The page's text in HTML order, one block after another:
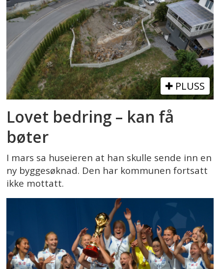
PLUSS
Lovet bedring – kan få
bøter
I mars sa huseieren at han skulle sende inn en
ny byggesøknad. Den har kommunen fortsatt
ikke mottatt.